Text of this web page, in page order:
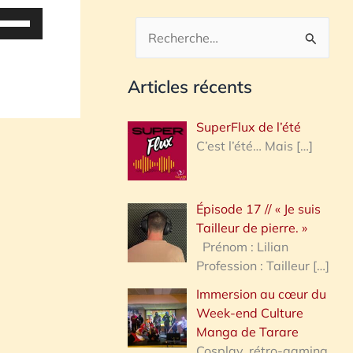
c
h
r
h
e
:
Articles récents
SuperFlux de l’été
C’est l’été… Mais […]
Épisode 17 // « Je suis
Tailleur de pierre. »
Prénom : Lilian
Profession : Tailleur […]
Immersion au cœur du
Week-end Culture
Manga de Tarare